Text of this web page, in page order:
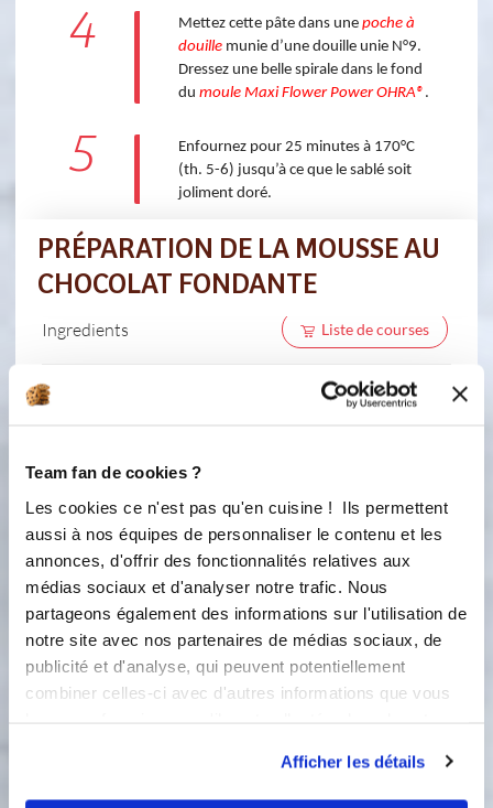
Team fan de cookies ?
Les cookies ce n'est pas qu'en cuisine ! Ils permettent
aussi à nos équipes de personnaliser le contenu et les
annonces, d'offrir des fonctionnalités relatives aux
médias sociaux et d'analyser notre trafic. Nous
partageons également des informations sur l'utilisation de
notre site avec nos partenaires de médias sociaux, de
publicité et d'analyse, qui peuvent potentiellement
combiner celles-ci avec d'autres informations que vous
Afficher les détails
4 Mettez cette pâte dans une poche à
douillemunie d’une douille unie N°9.
Dressez une belle spirale dans le fond
du moule Maxi Flower Power OHRA® .
5
Enfournez pour 25 minutes à 170°C
(th. 5-6) jusqu’à ce que le sablé soit
joliment doré.
PRÉPARATION DE LA MOUSSE AU
CHOCOLAT FONDANTE
Ingredients Liste de courses
de pistoles de chocolat
80 gramme(s)
320 gramme(s)de crème fraîche liquide
entière